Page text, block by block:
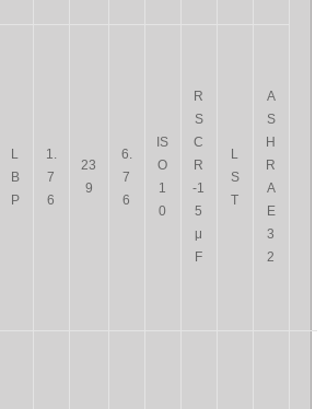
L
B
P
1.
7
6
23
9
6.
7
6
IS
O
1
0
R
S
C
R
-1
5
μ
F
L
S
T
A
S
H
R
A
E
3
2